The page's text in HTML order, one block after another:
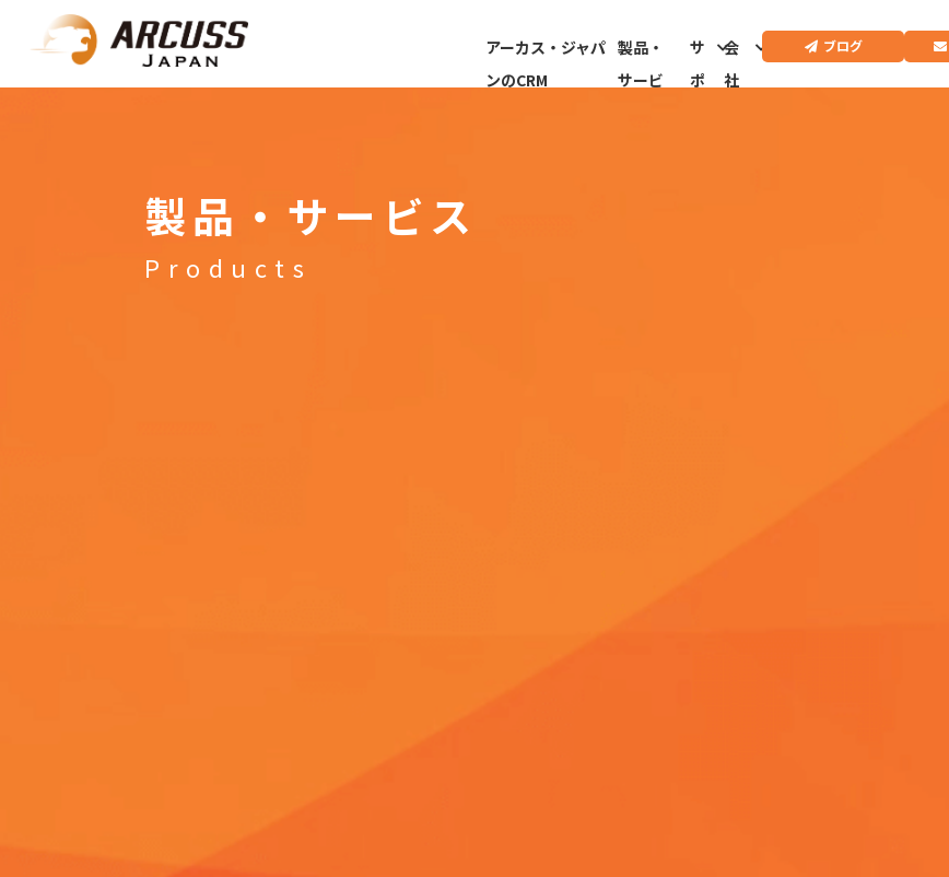
アーカス・ジャパ
ンのCRM
製品・
サービ
サ
ポ
会
社
ブログ
製品・サービス
Products